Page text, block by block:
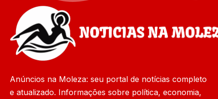
Anúncios na Moleza: seu portal de notícias completo
e atualizado. Informações sobre política, economia,